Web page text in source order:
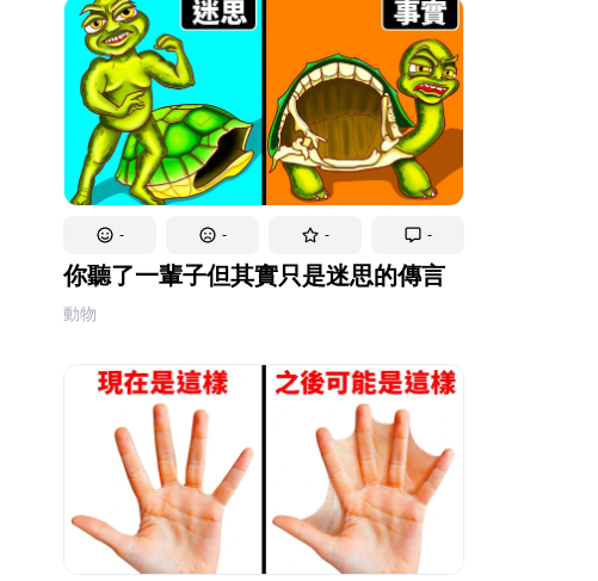
- - - -
你聽了一輩子但其實只是迷思的傳言
動物